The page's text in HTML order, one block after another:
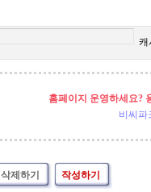
캐
홈페이지 운영하세요?
비씨파
삭제하기 작성하기